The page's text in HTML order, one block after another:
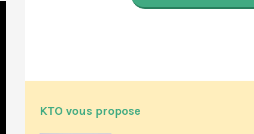
KTO vous propose